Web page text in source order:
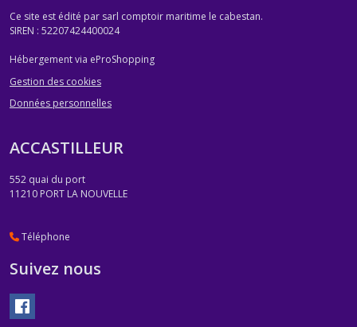
Ce site est édité par sarl comptoir maritime le cabestan.
SIREN : 52207424400024
Hébergement via eProShopping
Gestion des cookies
Données personnelles
ACCASTILLEUR
552 quai du port
11210 PORT LA NOUVELLE
Téléphone
Suivez nous